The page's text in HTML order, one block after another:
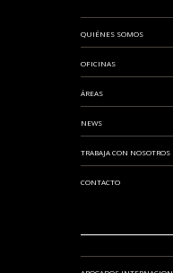
QUIÉNES SOMOS
OFICINAS
ÁREAS
NEWS
TRABAJA CON NOSOTROS
CONTACTO